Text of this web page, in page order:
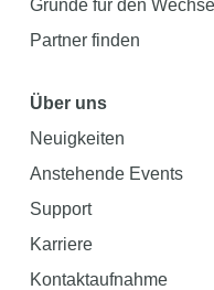
Gründe für den
Partner finden
Über uns
Neuigkeiten
Anstehende Events
Support
Karriere
Kontaktaufnahme